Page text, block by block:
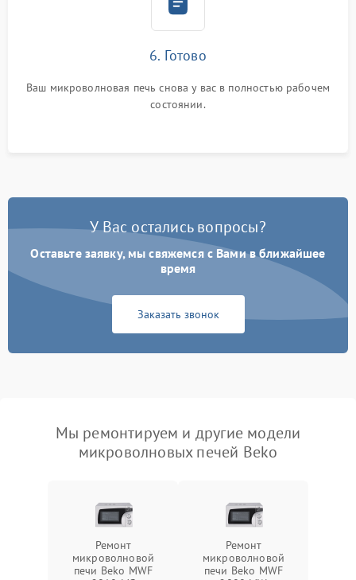
6. Готово
Ваш микроволновая печь снова у вас в полностью рабочем
состоянии.
У Вас остались вопросы?
Оставьте заявку, мы свяжемся с Вами в ближайшее
время
Заказать звонок
Мы ремонтируем и другие модели
микроволновых печей Beko
Ремонт
микроволновой
печи Beko MWF
Ремонт
микроволновой
печи Beko MWF